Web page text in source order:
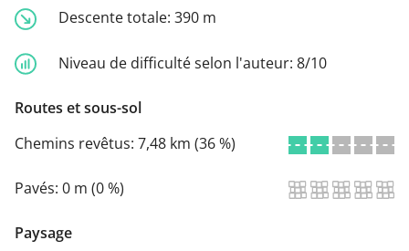
Descente totale: 390 m
Niveau de difficulté selon l'auteur: 8/10
Routes et sous-sol
Chemins revêtus: 7,48 km (36 %)
Pavés: 0 m (0 %)
Paysage